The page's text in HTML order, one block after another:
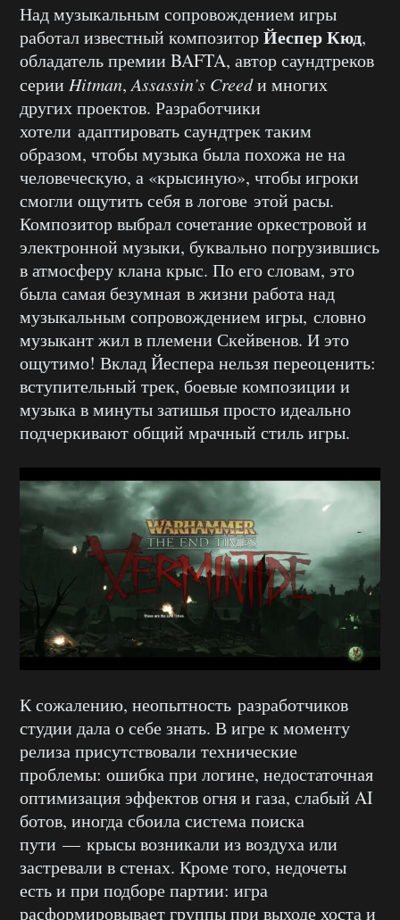
Над музыкальным сопровождением игры
работал известный композиторЙеспер Кюд,
обладатель премии BAFTA, автор саундтреков
серии Hitman,Assassin’s Creedи многих
других проектов. Разработчики
хотели адаптировать саундтрек таким
образом, чтобы музыка была похожа не на
человеческую, а «крысиную», чтобы игроки
смогли ощутить себя в логове этой расы.
Композитор выбрал сочетание оркестровой и
электронной музыки, буквально погрузившись
в атмосферу клана крыс. По его словам, это
была самая безумная в жизни работа над
музыкальным сопровождением игры, словно
музыкант жил в племени Скейвенов. И это
ощутимо! Вклад Йеспера нельзя переоценить:
вступительный трек, боевые композиции и
музыка в минуты затишья просто идеально
подчеркивают общий мрачный стиль игры.
К сожалению, неопытность разработчиков
студии дала о себе знать. В игре к моменту
релиза присутствовали технические
проблемы: ошибка при логине, недостаточная
оптимизация эффектов огня и газа, слабый AI
ботов, иногда сбоила система поиска
пути — крысы возникали из воздуха или
застревали в стенах. Кроме того, недочеты
есть и при подборе партии: игра
расформировывает группы при выходе хоста и